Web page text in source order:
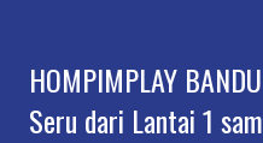
HOMPIMPLAY
Seru dari Lantai 1